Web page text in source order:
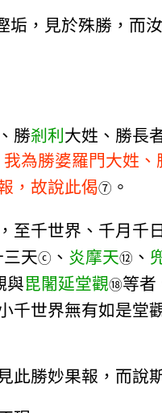
垢，見於殊勝，而汝
勝剎利 大姓、勝長
我為勝婆羅門大姓
，故說此偈⑦ 。
至千世界、千月千
三天ⓒ 、 炎摩天⑫ 、
與毘闍延堂觀⑱等者
千世界無有如是堂
勝妙果報，而說斯